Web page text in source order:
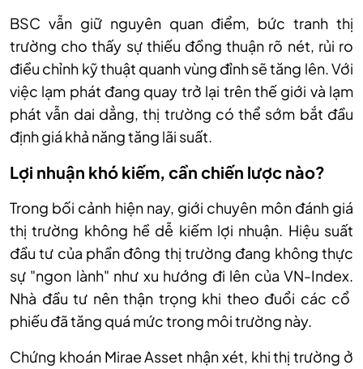
BSC vẫn giữ nguyên quan điểm, bức tranh thị
trường cho thấy sự thiếu đồng thuận rõ nét, rủi ro
điều chỉnh kỹ thuật quanh vùng đỉnh sẽ tăng lên. Với
việc lạm phát đang quay trở lại trên thế giới và lạm
phát vẫn dai dẳng, thị trường có thể sớm bắt đầu
định giá khả năng tăng lãi suất.
Lợi nhuận khó kiếm, cần chiến lược nào?
Trong bối cảnh hiện nay, giới chuyên môn đánh giá
thị trường không hề dễ kiếm lợi nhuận. Hiệu suất
đầu tư của phần đông thị trường đang không thực
sự "ngon lành" như xu hướng đi lên của VN-Index.
Nhà đầu tư nên thận trọng khi theo đuổi các cổ
phiếu đã tăng quá mức trong môi trường này.
Chứng khoán Mirae Asset nhận xét, khi thị trường ở